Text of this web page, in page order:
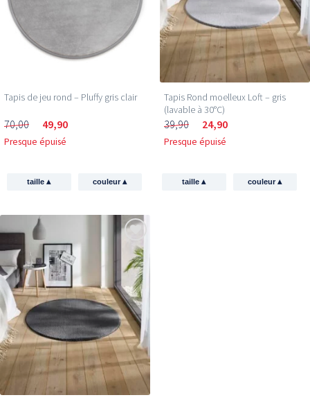
Tapis de jeu rond – Pluffy gris clair
70,00 49,90
Presque épuisé
taille▴ couleur▴
Tapis Rond moelleux Loft – gris
(lavable à 30°C)
39,90 24,90
Presque épuisé
taille▴ couleur▴